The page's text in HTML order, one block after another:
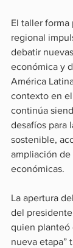
El taller forma
regional
debatir
económica y
América
contexto en
continúa
desafíos para
sostenible,
ampliación
económicas.
La apertura
del
quien planteó
nueva etapa”